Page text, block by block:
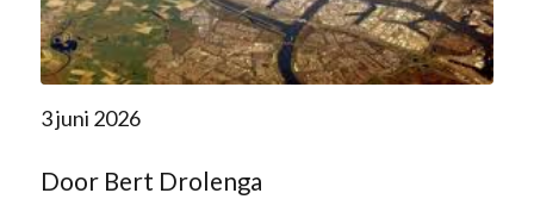
3 juni 2026
Door Bert Drolenga